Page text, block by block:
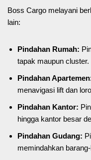
Boss Cargo melayani
lain:
Pindahan Rumah:
tapak maupun cluster.
Pindahan
menavigasi lift dan
Pindahan Kantor:
hingga kantor besar
Pindahan Gudang:
memindahkan